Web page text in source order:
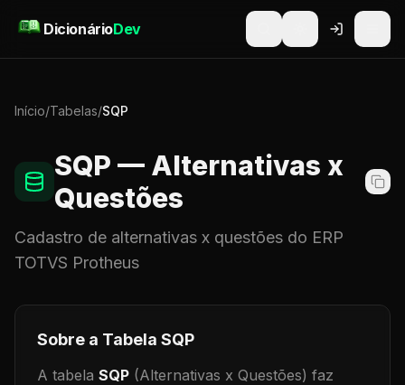
DicionárioDev
Início/Tabelas/SQP
SQP — Alternativas x
Questões
Cadastro de alternativas x questões do ERP
TOTVS Protheus
Sobre a Tabela SQP
A tabela SQP (Alternativas x Questões) faz